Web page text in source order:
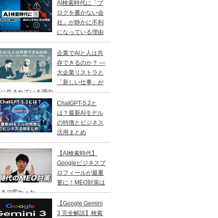
AI検索時代に「ブ
ログを書かない会
社」が静かに不利
になっている理由
企業でAIと人は共
存できるのか？ ―
大企業リストラと
「新しい仕事」が
生まれている理由 ―
ChatGPT-5.2と
は？最新AIモデル
の特徴とビジネス
活用まとめ
【AI検索時代】
Googleビジネスプ
ロフィールが最重
要に！MEO対策は
で変わった
【Google Gemini
3 完全解説】検索